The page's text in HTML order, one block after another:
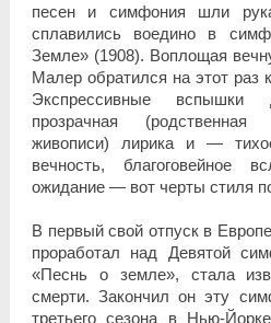
песен и симфония шли
сплавились воедино в
Земле» (1908). Воплощая
Малер обратился на этот раз
Экспрессивные вспышки
прозрачная (родственная
живописи) лирика и —
вечность, благоговейное
ожидание — вот черты стиля
В первый свой отпуск в
проработал над Девятой
«Песнь о земле», стала
смерти. Закончил он эту
третьего сезона в Нью-